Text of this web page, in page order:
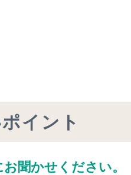
イント
聞かせください。